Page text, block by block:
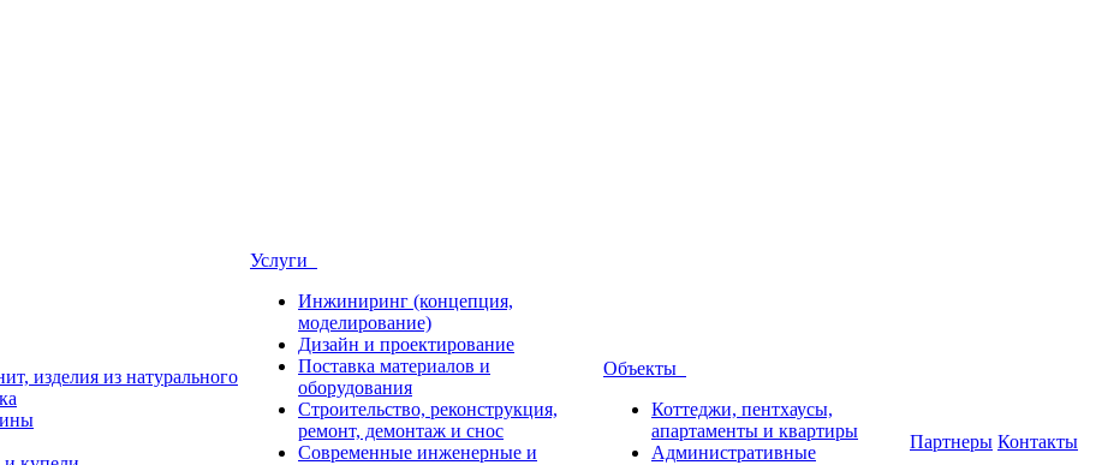
изделия из натурального
Услуги
Инжиниринг (концепция,
моделирование)
Дизайн и проектирование
Поставка материалов и
оборудования
Строительство, реконструкция,
ремонт, демонтаж и снос
Современные инженерные и
Объекты
Коттеджи, пентхаусы,
апартаменты и квартиры
Административные
Партнеры Контакты